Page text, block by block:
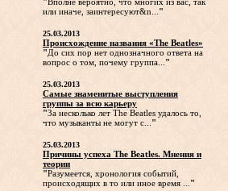
или иначе, заинтересуют&n... "
25.03.2013
Происхождение названия «The Beatles»
"До сих пор нет однозначного ответа на
вопрос о том, почему группа... "
25.03.2013
Самые знаменитые выступления
группы за всю карьеру
"За несколько лет The Beatles удалось то,
что музыканты не могут с... "
25.03.2013
Причины успеха The Beatles. Мнения и
теории
"Разумеется, хронология событий,
происходящих в то или иное время ... "